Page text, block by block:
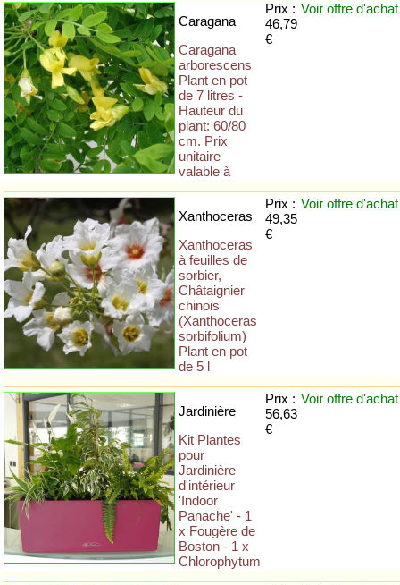
Caragana
Caragana
arborescens
Plant en pot
de 7 litres -
Hauteur du
plant: 60/80
cm. Prix
unitaire
valable à
Prix :
46,79
€
Voir offre d'achat
Xanthoceras
Xanthoceras
à feuilles de
sorbier,
Châtaignier
chinois
(Xanthoceras
sorbifolium)
Plant en pot
de 5 l
Prix :
49,35
€
Voir offre d'achat
Jardinière
Kit Plantes
pour
Jardinière
d'intérieur
'Indoor
Panache' - 1
x Fougère de
Boston - 1 x
Chlorophytum
Prix :
56,63
€
Voir offre d'achat